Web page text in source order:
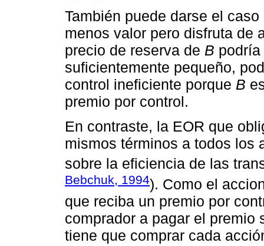
También puede darse el
menos valor pero disfruta de
precio de reserva de B
suficientemente pequeño,
control ineficiente porque B
premio por control.
En contraste, la EOR que
mismos términos a todos los
sobre la eficiencia de las
Bebchuk, 1994). Como el
que reciba un premio por
comprador a pagar el premio
tiene que comprar cada